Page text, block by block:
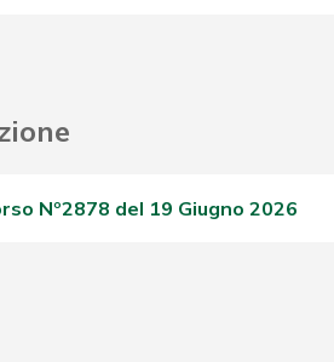
Nº2878 del 19 Giugno 2026